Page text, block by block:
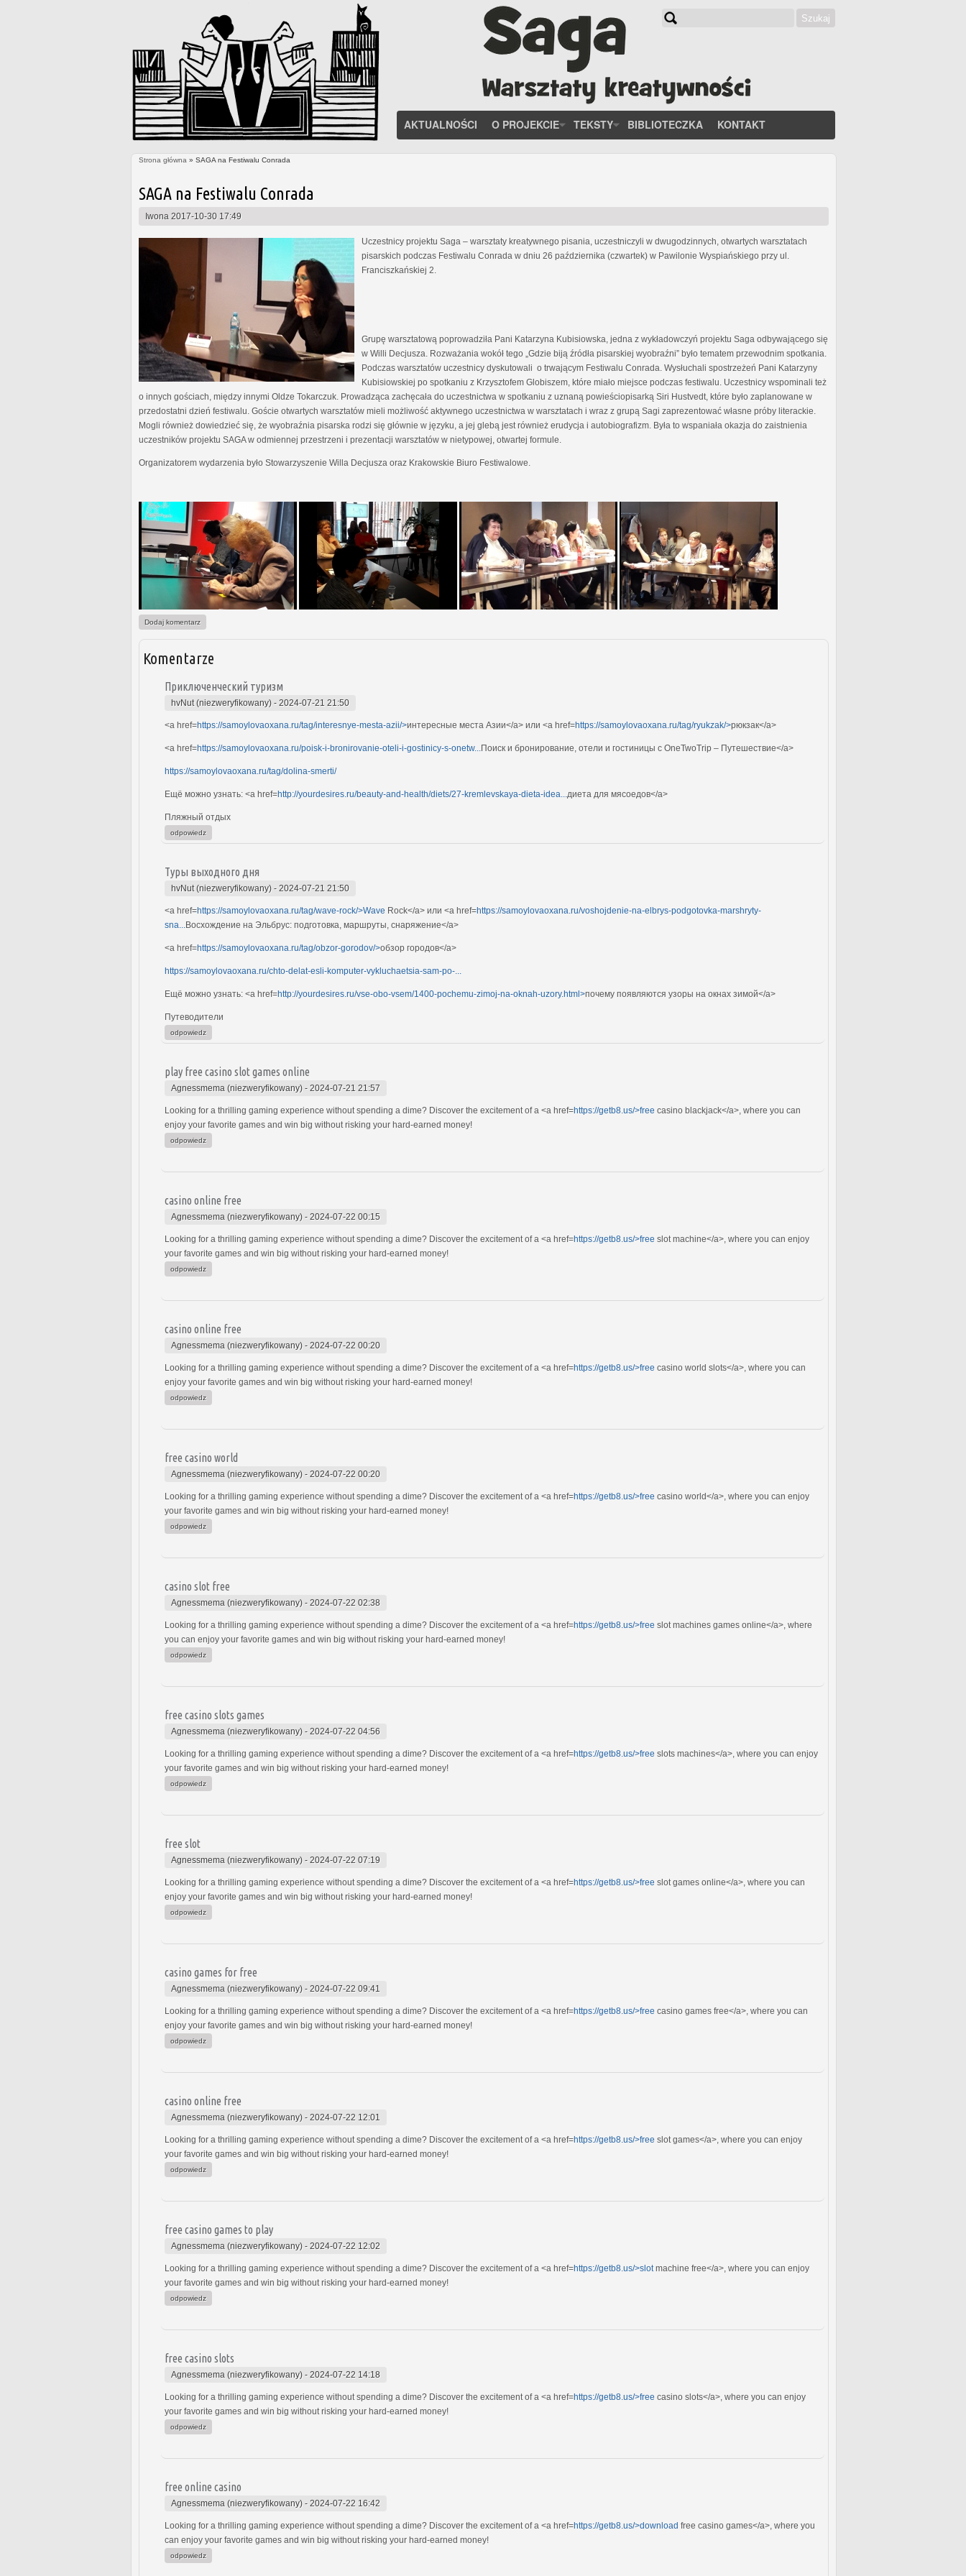
Szukaj
AKTUALNOŚCI O PROJEKCIE TEKSTY BIBLIOTECZKA KONTAKT
Strona główna » SAGA na Festiwalu Conrada
SAGA na Festiwalu Conrada
Iwona 2017-10-30 17:49
Uczestnicy projektu Saga – warsztaty kreatywnego pisania, uczestniczyli w dwugodzinnych, otwartych warsztatach
pisarskich podczas Festiwalu Conrada w dniu 26 października (czwartek) w Pawilonie Wyspiańskiego przy ul.
Franciszkańskiej 2.
Grupę warsztatową poprowadziła Pani Katarzyna Kubisiowska, jedna z wykładowczyń projektu Saga odbywającego się
w Willi Decjusza. Rozważania wokół tego „Gdzie biją źródła pisarskiej wyobraźni” było tematem przewodnim spotkania.
Podczas warsztatów uczestnicy dyskutowali o trwającym Festiwalu Conrada. Wysłuchali spostrzeżeń Pani Katarzyny
Kubisiowskiej po spotkaniu z Krzysztofem Globiszem, które miało miejsce podczas festiwalu. Uczestnicy wspominali też
o innych gościach, między innymi Oldze Tokarczuk. Prowadząca zachęcała do uczestnictwa w spotkaniu z uznaną powieściopisarką Siri Hustvedt, które było zaplanowane w
przedostatni dzień festiwalu. Goście otwartych warsztatów mieli możliwość aktywnego uczestnictwa w warsztatach i wraz z grupą Sagi zaprezentować własne próby literackie.
Mogli również dowiedzieć się, że wyobraźnia pisarska rodzi się głównie w języku, a jej glebą jest również erudycja i autobiografizm. Była to wspaniała okazja do zaistnienia
uczestników projektu SAGA w odmiennej przestrzeni i prezentacji warsztatów w nietypowej, otwartej formule.
Organizatorem wydarzenia było Stowarzyszenie Willa Decjusza oraz Krakowskie Biuro Festiwalowe.
Dodaj komentarz
Komentarze
Приключенческий туризм
hvNut (niezweryfikowany) - 2024-07-21 21:50
<a href=https://samoylovaoxana.ru/tag/interesnye-mesta-azii/>интересные места Азии</a> или <a href=https://samoylovaoxana.ru/tag/ryukzak/>рюкзак</a>
<a href=https://samoylovaoxana.ru/poisk-i-bronirovanie-oteli-i-gostinicy-s-onetw... Поиск и бронирование, отели и гостиницы с OneTwoTrip – Путешествие</a>
https://samoylovaoxana.ru/tag/dolina-smerti/
Ещё можно узнать: <a href=http://yourdesires.ru/beauty-and-health/diets/27-kremlevskaya-dieta-idea... диета для мясоедов</a>
Пляжный отдых
odpowiedz
Туры выходного дня
hvNut (niezweryfikowany) - 2024-07-21 21:50
<a href=https://samoylovaoxana.ru/tag/wave-rock/>Wave Rock</a> или <a href=https://samoylovaoxana.ru/voshojdenie-na-elbrys-podgotovka-marshryty-
sna... Восхождение на Эльбрус: подготовка, маршруты, снаряжение</a>
<a href=https://samoylovaoxana.ru/tag/obzor-gorodov/>обзор городов</a>
https://samoylovaoxana.ru/chto-delat-esli-komputer-vykluchaetsia-sam-po-...
Ещё можно узнать: <a href=http://yourdesires.ru/vse-obo-vsem/1400-pochemu-zimoj-na-oknah-uzory.html>почему появляются узоры на окнах зимой</a>
Путеводители
odpowiedz
play free casino slot games online
Agnessmema (niezweryfikowany) - 2024-07-21 21:57
Looking for a thrilling gaming experience without spending a dime? Discover the excitement of a <a href=https://getb8.us/>free casino blackjack</a>, where you can
enjoy your favorite games and win big without risking your hard-earned money!
odpowiedz
casino online free
Agnessmema (niezweryfikowany) - 2024-07-22 00:15
Looking for a thrilling gaming experience without spending a dime? Discover the excitement of a <a href=https://getb8.us/>free slot machine</a>, where you can enjoy
your favorite games and win big without risking your hard-earned money!
odpowiedz
casino online free
Agnessmema (niezweryfikowany) - 2024-07-22 00:20
Looking for a thrilling gaming experience without spending a dime? Discover the excitement of a <a href=https://getb8.us/>free casino world slots</a>, where you can
enjoy your favorite games and win big without risking your hard-earned money!
odpowiedz
free casino world
Agnessmema (niezweryfikowany) - 2024-07-22 00:20
Looking for a thrilling gaming experience without spending a dime? Discover the excitement of a <a href=https://getb8.us/>free casino world</a>, where you can enjoy
your favorite games and win big without risking your hard-earned money!
odpowiedz
casino slot free
Agnessmema (niezweryfikowany) - 2024-07-22 02:38
Looking for a thrilling gaming experience without spending a dime? Discover the excitement of a <a href=https://getb8.us/>free slot machines games online</a>, where
you can enjoy your favorite games and win big without risking your hard-earned money!
odpowiedz
free casino slots games
Agnessmema (niezweryfikowany) - 2024-07-22 04:56
Looking for a thrilling gaming experience without spending a dime? Discover the excitement of a <a href=https://getb8.us/>free slots machines</a>, where you can enjoy
your favorite games and win big without risking your hard-earned money!
odpowiedz
free slot
Agnessmema (niezweryfikowany) - 2024-07-22 07:19
Looking for a thrilling gaming experience without spending a dime? Discover the excitement of a <a href=https://getb8.us/>free slot games online</a>, where you can
enjoy your favorite games and win big without risking your hard-earned money!
odpowiedz
casino games for free
Agnessmema (niezweryfikowany) - 2024-07-22 09:41
Looking for a thrilling gaming experience without spending a dime? Discover the excitement of a <a href=https://getb8.us/>free casino games free</a>, where you can
enjoy your favorite games and win big without risking your hard-earned money!
odpowiedz
casino online free
Agnessmema (niezweryfikowany) - 2024-07-22 12:01
Looking for a thrilling gaming experience without spending a dime? Discover the excitement of a <a href=https://getb8.us/>free slot games</a>, where you can enjoy
your favorite games and win big without risking your hard-earned money!
odpowiedz
free casino games to play
Agnessmema (niezweryfikowany) - 2024-07-22 12:02
Looking for a thrilling gaming experience without spending a dime? Discover the excitement of a <a href=https://getb8.us/>slot machine free</a>, where you can enjoy
your favorite games and win big without risking your hard-earned money!
odpowiedz
free casino slots
Agnessmema (niezweryfikowany) - 2024-07-22 14:18
Looking for a thrilling gaming experience without spending a dime? Discover the excitement of a <a href=https://getb8.us/>free casino slots</a>, where you can enjoy
your favorite games and win big without risking your hard-earned money!
odpowiedz
free online casino
Agnessmema (niezweryfikowany) - 2024-07-22 16:42
Looking for a thrilling gaming experience without spending a dime? Discover the excitement of a <a href=https://getb8.us/>download free casino games</a>, where you
can enjoy your favorite games and win big without risking your hard-earned money!
odpowiedz